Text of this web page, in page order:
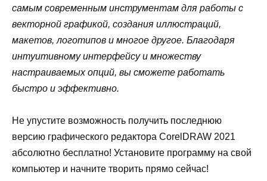
самым современным инструментам для работы с
векторной графикой, создания иллюстраций,
макетов, логотипов и многое другое. Благодаря
интуитивному интерфейсу и множеству
настраиваемых опций, вы сможете работать
быстро и эффективно.
Не упустите возможность получить последнюю
версию графического редактора CorelDRAW 2021
абсолютно бесплатно! Установите программу на свой
компьютер и начните творить прямо сейчас!